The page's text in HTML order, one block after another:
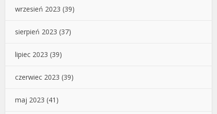
wrzesień 2023 (39)
sierpień 2023 (37)
lipiec 2023 (39)
czerwiec 2023 (39)
maj 2023 (41)